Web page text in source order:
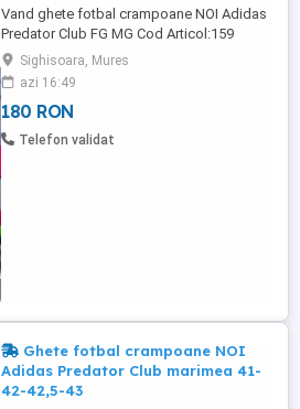
Vand ghete fotbal crampoane NOI Adidas
Predator Club FG MG Cod Articol:159
Marimi Disponibile: -43 ( FR 43 1 3 UK 9
US 9 1 2) Interiorul masoara 27,5 cm
Ghetele sunt NOI & Originale,ambalete in
cutie Originala Ghetele sunt NOI &
Originale,ambalate in cutia Originala. La
Sighisoara, Mures
azi 16:49
180 RON
Telefon validat
Ghete fotbal crampoane NOI
Adidas Predator Club marimea 41-
42-42,5-43